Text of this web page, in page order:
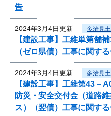
告
2024年3月4日更新 多治見
【建設工事】工維単第
（ゼロ県債）工事に関す
2024年3月4日更新 多治見
【建設工事】工維第43
防災・安全交付金（道路
ス）（翌債）工事に関す